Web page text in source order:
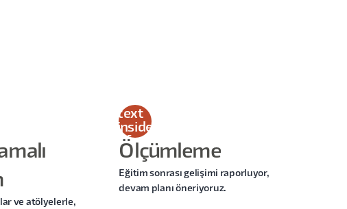
ve atölyelerle,
text
inside
of a
div
block.
Ölçümleme
Eğitim sonrası gelişimi raporluyor,
devam planı öneriyoruz.